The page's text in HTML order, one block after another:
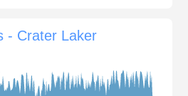
- Crater Laker